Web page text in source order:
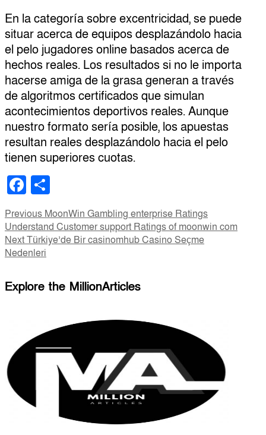
En la categoría sobre excentricidad, se puede
situar acerca de equipos desplazándolo hacia
el pelo jugadores online basados acerca de
hechos reales. Los resultados si no le importa
hacerse amiga de la grasa generan a través
de algoritmos certificados que simulan
acontecimientos deportivos reales. Aunque
nuestro formato serí­a posible, los apuestas
resultan reales desplazándolo hacia el pelo
tienen superiores cuotas.
Facebook
Post
navigation
Previous Previous
post:
MoonWin Gambling enterprise Ratings
Understand Customer support Ratings of moonwin com
NextNext
post:
Türkiye’de Bir casinomhub Casino Seçme
Nedenleri
Explore the MillionArticles